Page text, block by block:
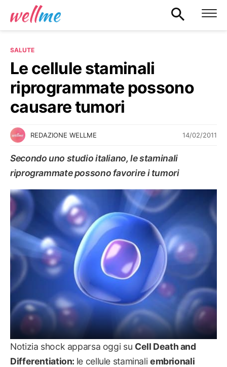
SALUTE
Le cellule staminali
riprogrammate possono
causare tumori
REDAZIONE WELLME 14/02/2011
Secondo uno studio italiano, le staminali
riprogrammate possono favorire i tumori
SALUTE
Notizia shock apparsa oggi su Cell Death and
Differentiation: le cellule staminali embrionali